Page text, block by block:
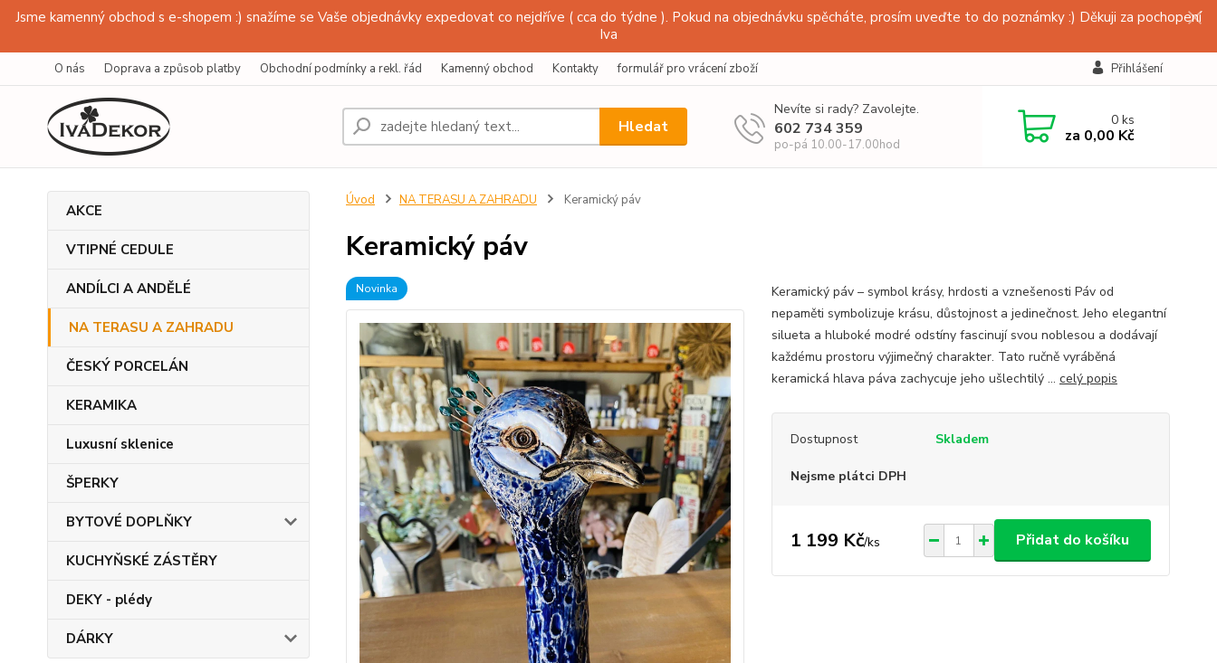
Jsme kamenný obchod s e-shopem :) snažíme se Vaše objednávky expedovat co nejdříve ( cca do týdne ). Pokud na objednávku spěcháte, prosím uveďte to do poznámky :) Děkuji za pochopení
Iva
O nás Doprava a způsob platby Obchodní podmínky a rekl. řád Kamenný obchod Kontakty formulář pro vrácení zboží Přihlášení
Hledat
Nevíte si rady? Zavolejte.
602 734 359
po-pá 10.00-17.00hod
0ks
za 0,00 Kč
AKCE
VTIPNÉ CEDULE
ANDÍLCI A ANDĚLÉ
NA TERASU A ZAHRADU
ČESKÝ PORCELÁN
KERAMIKA
Luxusní sklenice
ŠPERKY
BYTOVÉ DOPLŇKY
KUCHYŇSKÉ ZÁSTĚRY
DEKY - plédy
DÁRKY
Úvod NA TERASU A ZAHRADU Keramický páv
Keramický páv
Novinka
Keramický páv – symbol krásy, hrdosti a vznešenosti Páv od
nepaměti symbolizuje krásu, důstojnost a jedinečnost. Jeho elegantní
silueta a hluboké modré odstíny fascinují svou noblesou a dodávají
každému prostoru výjimečný charakter. Tato ručně vyráběná
keramická hlava páva zachycuje jeho ušlechtilý ... celý popis
Dostupnost Skladem
Nejsme plátci DPH
1 199 Kč/ks Přidat do košíku